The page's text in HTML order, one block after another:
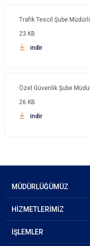
Trafik Tescil Şube
23 KB
indir
Özel Güvenlik Şube
26 KB
indir
MÜDÜRLÜĞÜMÜZ
HİZMETLERİMİZ
İŞLEMLER